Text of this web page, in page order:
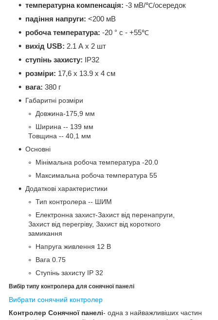
температурна компенсація: -3 мВ/℃/осередок
падіння напруги: <200 мВ
робоча температура: -20 ° с - +55℃
вихід USB: 2.1 А х 2 шт
ступінь захисту: IP32
розміри: 17,6 x 13.9 x 4 см
вага: 380 г
Габаритні розміри
Довжина-175,9 мм
Ширина -- 139 мм
Товщина -- 40,1 мм
Основні
Мінімальна робоча температура -20.0
Максимальна робоча температура 55
Додаткові характеристики
Тип контролера -- ШИМ
Електронна захист-Захист від перенапруги,
Захист від перегріву, Захист від короткого
замикання
Напруга живлення 12 В
Вага 0.75
Ступінь захисту IP 32
Вибір типу контролера для сонячної панелі
Вибрати сонячний контролер
Контролер Сонячної панелі- одна з найважливіших частин